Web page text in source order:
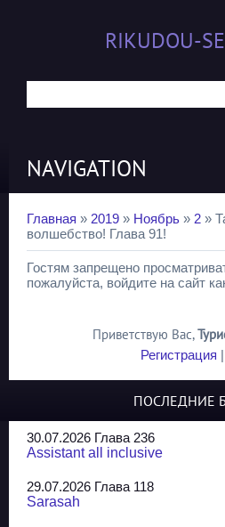
RIKUDOU-
NAVIGATION
Главная » 2019 » Ноябрь » 2 »
волшебство! Глава 91!
Гостям запрещено
пожалуйста, войдите на сайт
Приветствую Вас,
Регистрация |
ПОСЛЕДНИЕ
30.07.2026 Глава 236
Assistant all inclusive
29.07.2026 Глава 118
Sarasah